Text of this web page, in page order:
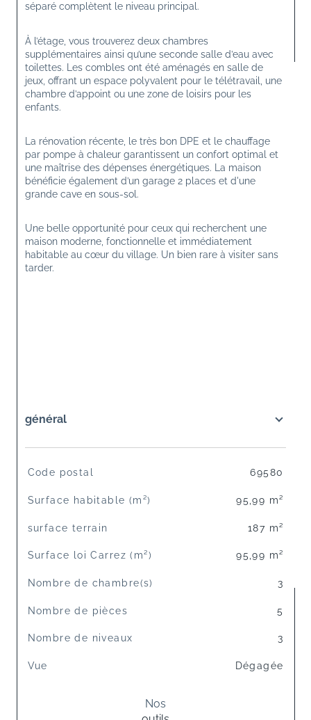
séparé complètent le niveau principal.
À l’étage, vous trouverez deux chambres
supplémentaires ainsi qu’une seconde salle d’eau avec
toilettes. Les combles ont été aménagés en salle de
jeux, offrant un espace polyvalent pour le télétravail, une
chambre d’appoint ou une zone de loisirs pour les
enfants.
La rénovation récente, le très bon DPE et le chauffage
par pompe à chaleur garantissent un confort optimal et
une maîtrise des dépenses énergétiques. La maison
bénéficie également d’un garage 2 places et d'une
grande cave en sous-sol.
Une belle opportunité pour ceux qui recherchent une
maison moderne, fonctionnelle et immédiatement
habitable au cœur du village. Un bien rare à visiter sans
tarder.
général
TRAD_SIROCCO_Caracteristique
Code postal 69580
Surface habitable (m²) 95,99 m²
surface terrain 187 m²
Surface loi Carrez (m²) 95,99 m²
Nombre de chambre(s) 3
Nombre de pièces 5
Nombre de niveaux 3
Vue Dégagée
Nos